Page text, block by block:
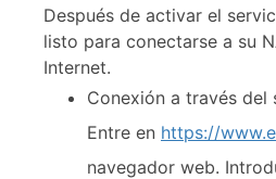
Después de activar el
listo para conectarse a su
Internet.
Conexión a través
Entre en https://
navegador web.